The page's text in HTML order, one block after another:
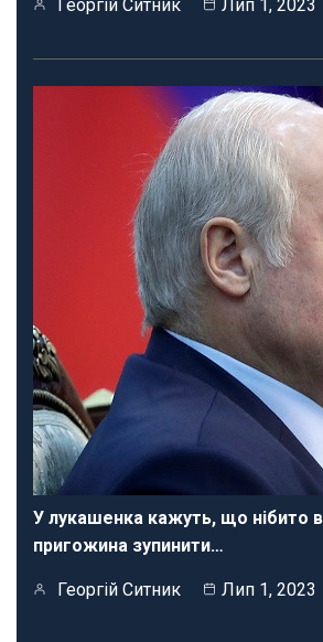
Георгій Ситник Лип 1, 2023
У лукашенка кажуть, що нібито
пригожина зупинити…
Георгій Ситник Лип 1, 2023